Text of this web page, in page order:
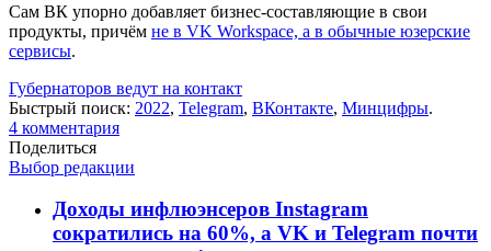
Сам ВК упорно добавляет бизнес-составляющие в свои
продукты, причём не в VK Workspace, а в обычные юзерские
сервисы.
Губернаторов ведут на контакт
Быстрый поиск: 2022, Telegram, ВКонтакте, Минцифры.
4 комментария
Поделиться
Выбор редакции
Доходы инфлюэнсеров Instagram
сократились на 60%, а VK и Telegram почти